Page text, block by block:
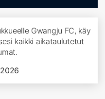
Gwangju FC, käy
kaikki aikataulutetut